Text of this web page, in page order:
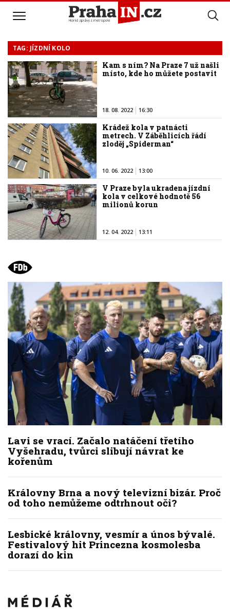
TAG: JÍZDNÍ KOLO
Kam s ním? Na Praze 7 už našli
místo, kde ho můžete postavit
18. 08. 2022 16:30
Krádež kola v patnácti
metrech. V Záběhlicích řádí
zloděj „Spiderman“
10. 06. 2022 13:00
V Praze byla ukradena jízdní
kola v celkové hodnotě 56
milionů korun
12. 04. 2022 13:11
Lavi se vrací. Začalo natáčení třetího
Vyšehradu, tvůrci slibují návrat ke
kořenům
Královny Brna a nový televizní bizár. Proč
od toho nemůžeme odtrhnout oči?
Lesbické královny, vesmír a únos bývalé.
Festivalový hit Princezna kosmolesba
dorazí do kin